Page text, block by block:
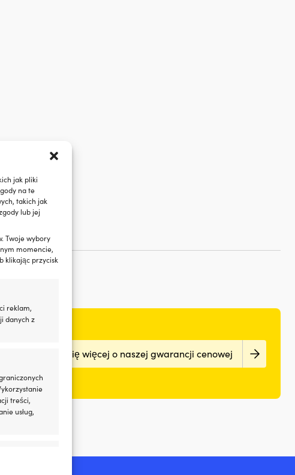
jak pliki
na te
takich jak
lub jej
Twoje wybory
momencie,
klikając przycisk
reklam,
danych z
treści,
usług,
Dowiedz się więcej o naszej gwarancji cenowej